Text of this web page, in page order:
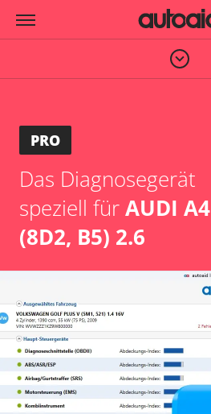
PRO
Das Diagnosegerät
speziell fürAUDI A4
(8D2, B5) 2.6